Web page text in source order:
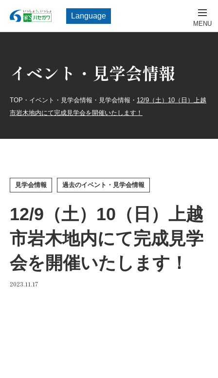
Language
イベント・見学会情報
TOP ・ イベント・見学会情報 ・ 見学会情報 ・ 12/9（土）10（日）上越
市岩木地内にて完成見学会を開催いたします！
見学会情報 過去のイベント・見学会情報
12/9（土）10（日）上越
市岩木地内にて完成見学
会を開催いたします！
2023.11.17